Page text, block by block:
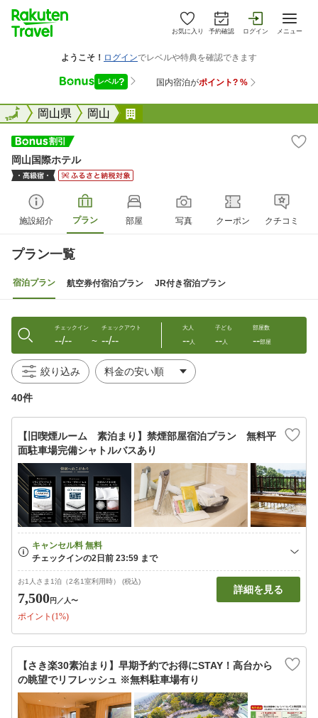
お気に入り 予約確認 ログイン メニュー
全国岡山県 岡山
全国
岡山国際ホテル
施設紹介 プラン 部屋 写真 クーポン クチコミ
プラン一覧
宿泊プラン 航空券付宿泊プラン JR付き宿泊プラン
チェックイン
--/-- 〜
チェックアウト
--/--
大人
--人
子ども
--人
部屋数
--部屋
絞り込み
40件
【旧喫煙ルーム 素泊まり】禁煙部屋宿泊プラン 無料平
面駐車場完備シャトルバスあり
お1人さま1泊（2名1室利用時） (税込)
7,500円 ／人〜
ポイント(1%)
詳細を見る
【さき楽30素泊まり】早期予約でお得にSTAY！高台から
の眺望でリフレッシュ ※無料駐車場有り